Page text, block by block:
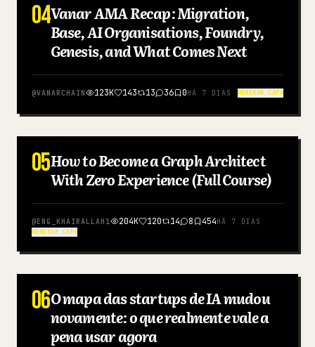
04Vanar AMA Recap: Migration,
Base, AI Organisations, Foundry,
Genesis, and What Comes Next
@VANARCHAIN 123K 143 13 36 0HÁ 7 DIAS REMIXAR CAPA
INGLÊS
05How to Become a Graph Architect
With Zero Experience (Full Course)
@ENG_KHAIRALLAH1 204K 120 14 8 454HÁ 7 DIAS
REMIXAR CAPA
06O mapa das startups de IA mudou
novamente: o que realmente vale a
pena usar agora